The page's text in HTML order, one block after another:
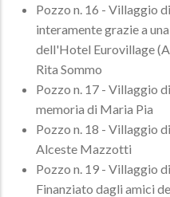
Pozzo n. 16 - Villaggio
interamente grazie a
dell'Hotel Eurovillage
Rita Sommo
Pozzo n. 17 - Villaggio
memoria di Maria Pia
Pozzo n. 18 - Villaggio
Alceste Mazzotti
Pozzo n. 19 - Villaggio
Finanziato dagli amici